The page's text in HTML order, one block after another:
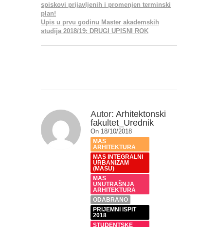
spiskovi prijavljenih i promenjen terminski
plan!
Upis u prvu godinu Master akademskih
studija 2018/19: DRUGI UPISNI ROK
Autor: Arhitektonski
fakultet_Urednik
On 18/10/2018
MAS
ARHITEKTURA
MAS INTEGRALNI
URBANIZAM
(MASU)
MAS
UNUTRAŠNJA
ARHITEKTURA
ODABRANO
PRIJEMNI ISPIT
2018
STUDENTSKE